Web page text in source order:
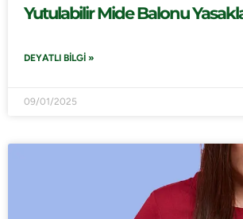
Yutulabilir Mide Balonu
DEYATLI BILGI »
09/01/2025